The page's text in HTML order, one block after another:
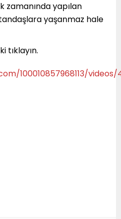
yapılan
yaşanmaz hale
tıklayın.
100010857968113/videos/